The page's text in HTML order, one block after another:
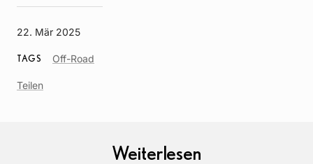
22. Mär 2025
TAGS Off-Road
Teilen
Weiterlesen